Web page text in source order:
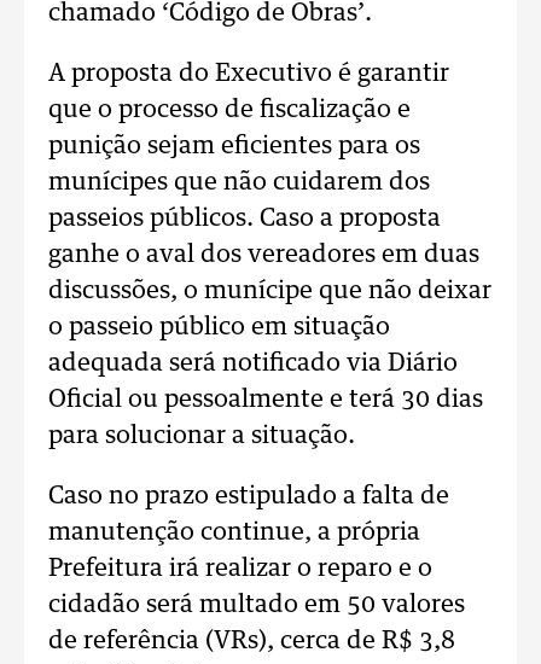
chamado ‘Código de Obras’.
A proposta do Executivo é garantir
que o processo de fiscalização e
punição sejam eficientes para os
munícipes que não cuidarem dos
passeios públicos. Caso a proposta
ganhe o aval dos vereadores em duas
discussões, o munícipe que não deixar
o passeio público em situação
adequada será notificado via Diário
Oficial ou pessoalmente e terá 30 dias
para solucionar a situação.
Caso no prazo estipulado a falta de
manutenção continue, a própria
Prefeitura irá realizar o reparo e o
cidadão será multado em 50 valores
de referência (VRs), cerca de R$ 3,8